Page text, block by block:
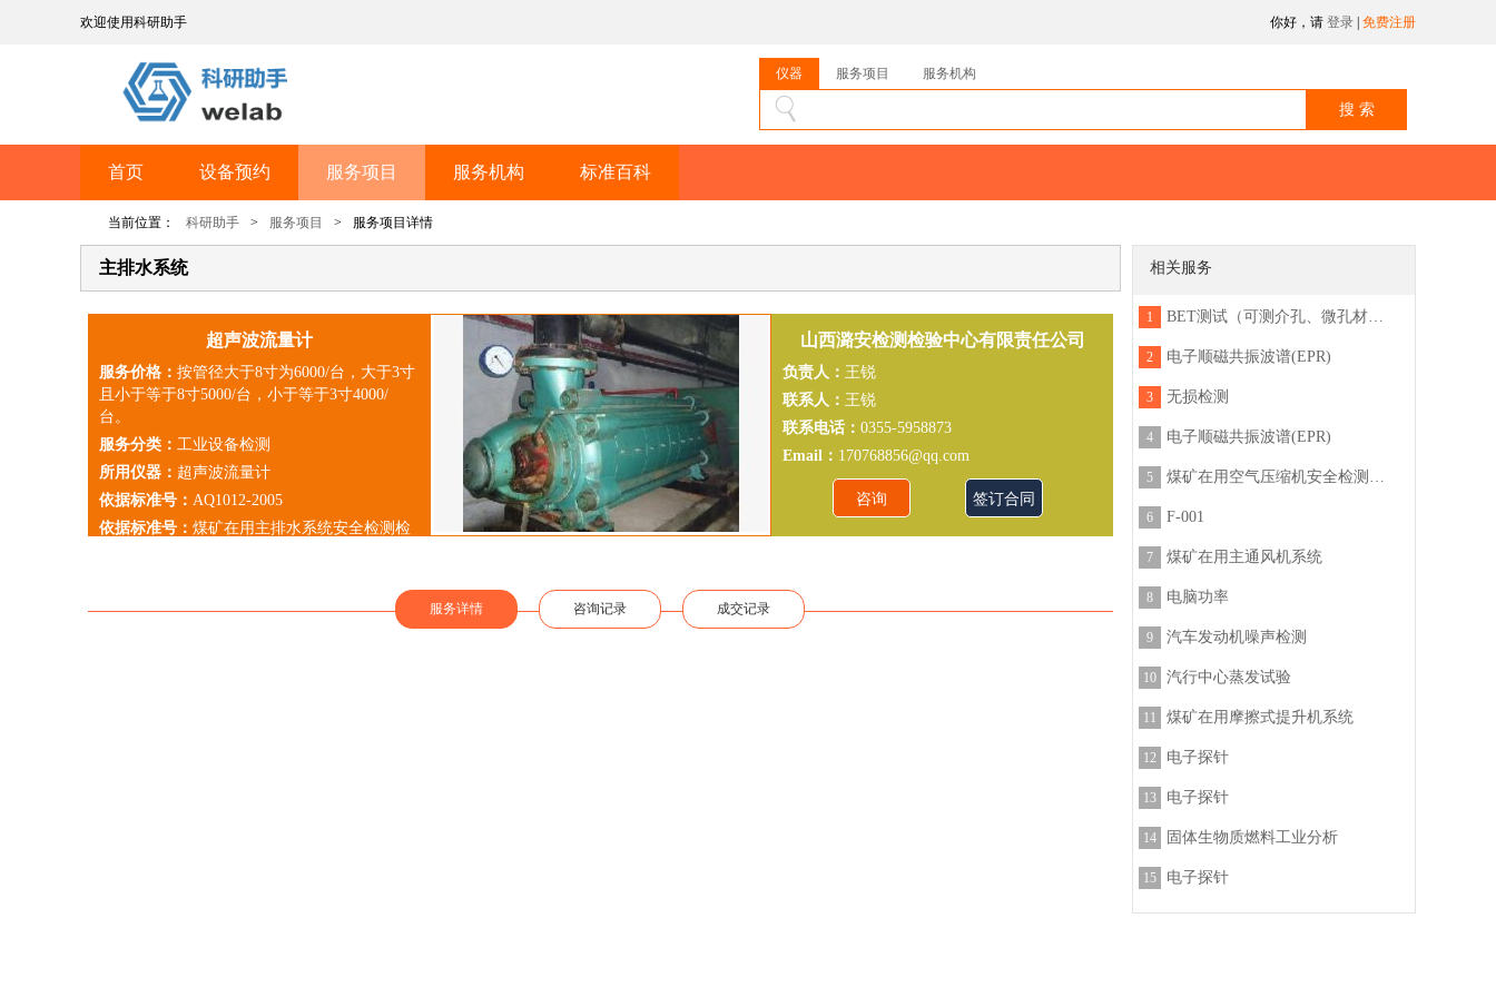
欢迎使用科研助手 你好，请 登录 免费注册
仪器 服务项目 服务机构
首页 设备预约 服务项目 服务机构 标准百科
当前位置： 科研助手 > 服务项目 > 服务项目详情
主排水系统
超声波流量计
服务价格： 按管径大于8寸为6000/台，大于3寸
且小于等于8寸5000/台，小于等于3寸4000/
台。
服务分类： 工业设备检测
所用仪器： 超声波流量计
依据标准号： AQ1012-2005
依据标准号： 煤矿在用主排水系统安全检测检
山西潞安检测检验中心有限责任公司
负责人： 王锐
联系人： 王锐
联系电话： 0355-5958873
Email： 170768856@qq.com
咨询 签订合同
服务详情 咨询记录 成交记录
相关服务
1 BET测试（可测介孔、微孔材料比表面、孔容及孔径分布等全套分析，也可做水蒸汽、有机气体等蒸汽吸附）
2 电子顺磁共振波谱(EPR)
3 无损检测
4 电子顺磁共振波谱(EPR)
5 煤矿在用空气压缩机安全检测检验
6 F-001
7 煤矿在用主通风机系统
8 电脑功率
9 汽车发动机噪声检测
10 汽行中心蒸发试验
11 煤矿在用摩擦式提升机系统
12 电子探针
13 电子探针
14 固体生物质燃料工业分析
15 电子探针